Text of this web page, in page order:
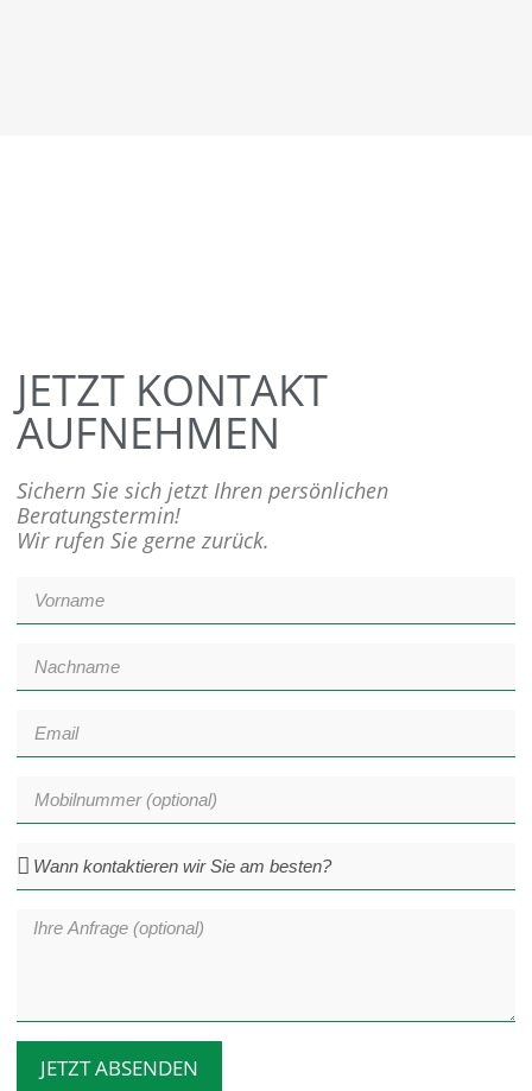
JETZT KONTAKT
AUFNEHMEN
Sichern Sie sich jetzt Ihren persönlichen
Beratungstermin!
Wir rufen Sie gerne zurück.
JETZT ABSENDEN